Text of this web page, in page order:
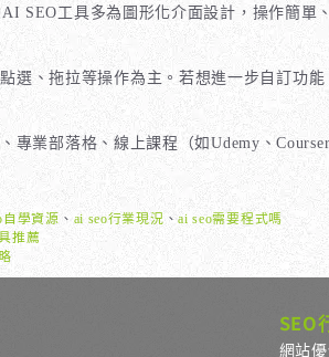
SEO工具多為圖形化介面設計，操作簡單
選、拖拉等操作為主。若想進一步自訂功
專業部落格、線上課程（如Udemy、
自學資源 、 ai seo行業現況 、ai seo需要程式嗎
推薦
SEO
網站